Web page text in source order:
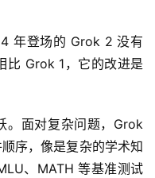
年登场的 Grok 2 没有
比 Grok 1，它的改进是
。面对复杂问题，Grok
序，像是复杂的学术知
、MATH 等基准测试